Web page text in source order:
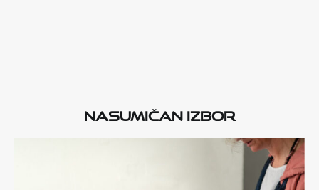
Nasumičan izbor